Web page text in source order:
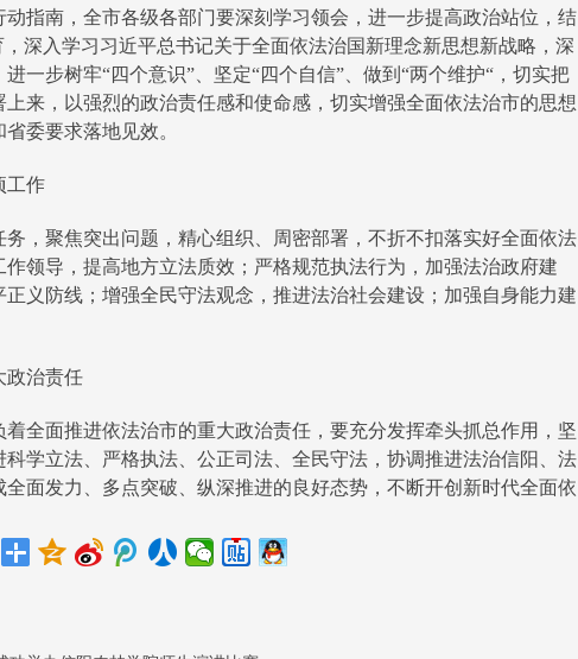
指南，全市各级各部门要深刻学习领会，进一步提高政治站位，结
深入学习习近平总书记关于全面依法治国新理念新思想新战略，深
一步树牢“四个意识”、坚定“四个自信”、做到“两个维护“，切实把
来，以强烈的政治责任感和使命感，切实增强全面依法治市的思想
委要求落地见效。
作
聚焦突出问题，精心组织、周密部署，不折不扣落实好全面依法
领导，提高地方立法质效；严格规范执法行为，加强法治政府建
义防线；增强全民守法观念，推进法治社会建设；加强自身能力建
治责任
面推进依法治市的重大政治责任，要充分发挥牵头抓总作用，坚
学立法、严格执法、公正司法、全民守法，协调推进法治信阳、法
面发力、多点突破、纵深推进的良好态势，不断开创新时代全面依